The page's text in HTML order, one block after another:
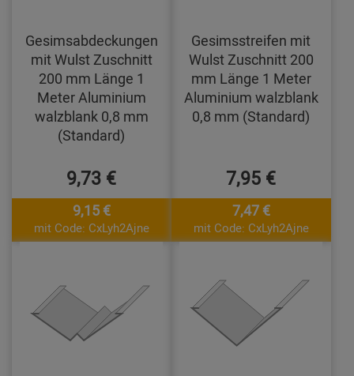
Gesimsabdeckungen
mit Wulst Zuschnitt
200 mm Länge 1
Meter Aluminium
walzblank 0,8 mm
(Standard)
9,73 €
9,15 €
mit Code: CxLyh2Ajne
Gesimsstreifen mit
Wulst Zuschnitt 200
mm Länge 1 Meter
Aluminium walzblank
0,8 mm (Standard)
7,95 €
7,47 €
mit Code: CxLyh2Ajne